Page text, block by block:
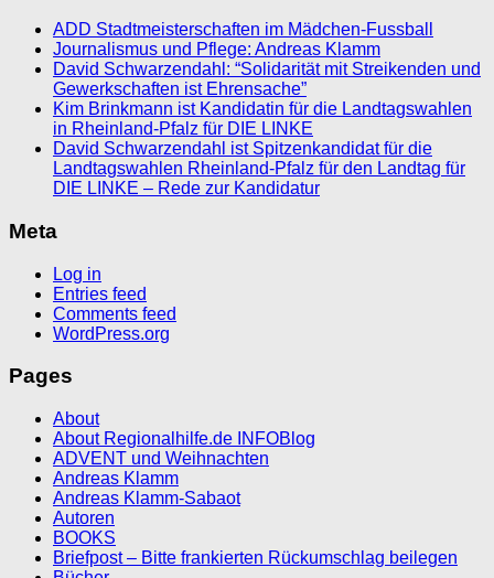
ADD Stadtmeisterschaften im Mädchen-Fussball
Journalismus und Pflege: Andreas Klamm
David Schwarzendahl: “Solidarität mit Streikenden und
Gewerkschaften ist Ehrensache”
Kim Brinkmann ist Kandidatin für die Landtagswahlen
in Rheinland-Pfalz für DIE LINKE
David Schwarzendahl ist Spitzenkandidat für die
Landtagswahlen Rheinland-Pfalz für den Landtag für
DIE LINKE – Rede zur Kandidatur
Meta
Log in
Entries feed
Comments feed
WordPress.org
Pages
About
About Regionalhilfe.de INFOBlog
ADVENT und Weihnachten
Andreas Klamm
Andreas Klamm-Sabaot
Autoren
BOOKS
Briefpost – Bitte frankierten Rückumschlag beilegen